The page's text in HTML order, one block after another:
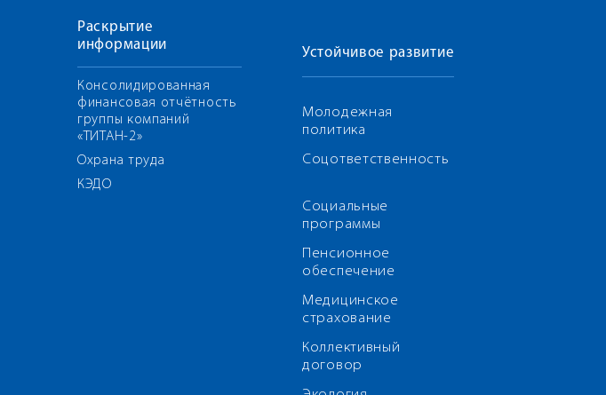
Раскрытие
информации
Консолидированная
финансовая отчётность
группы компаний
«ТИТАН-2»
Охрана труда
КЭДО
Устойчивое развитие
Молодежная
политика
Соцответственность
Социальные
программы
Пенсионное
обеспечение
Медицинское
страхование
Коллективный
договор